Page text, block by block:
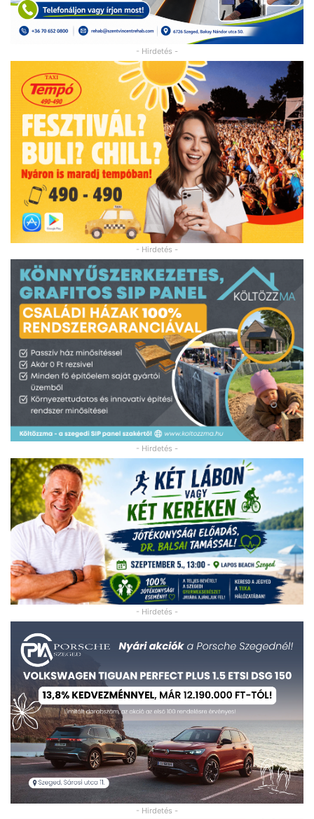
- Hirdetés -
- Hirdetés -
- Hirdetés -
- Hirdetés -
- Hirdetés -